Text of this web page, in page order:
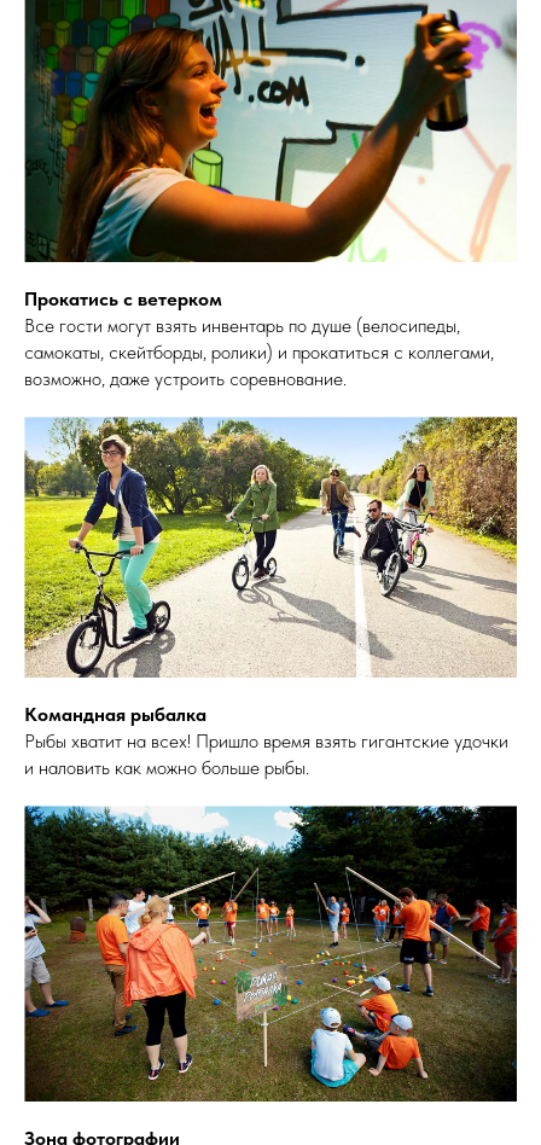
Прокатись с ветерком
Все гости могут взять инвентарь по душе (велосипеды,
самокаты, скейтборды, ролики) и прокатиться с коллегами,
возможно, даже устроить соревнование.
Командная рыбалка
Рыбы хватит на всех! Пришло время взять гигантские удочки
и наловить как можно больше рыбы.
Зона фотографии